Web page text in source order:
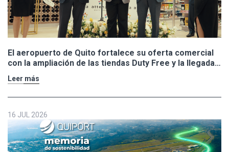
El aeropuerto de Quito fortalece su oferta comercial
con la ampliación de las tiendas Duty Free y la llegada
Leer más
16 JUL 2026